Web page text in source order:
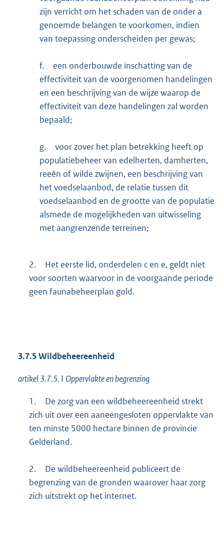
zijn verricht om het schaden van de onder a
genoemde belangen te voorkomen, indien
van toepassing onderscheiden per gewas;
f.
een onderbouwde inschatting van de
effectiviteit van de voorgenomen handelingen
en een beschrijving van de wijze waarop de
effectiviteit van deze handelingen zal worden
bepaald;
g.
voor zover het plan betrekking heeft op
populatiebeheer van edelherten, damherten,
reeën of wilde zwijnen, een beschrijving van
het voedselaanbod, de relatie tussen dit
voedselaanbod en de grootte van de populatie
alsmede de mogelijkheden van uitwisseling
met aangrenzende terreinen;
2.
Het eerste lid, onderdelen c en e, geldt niet
voor soorten waarvoor in de voorgaande periode
geen faunabeheerplan gold.
3.7.5 Wildbeheereenheid
artikel 3.7.5.1 Oppervlakte en begrenzing
1.
De zorg van een wildbeheereenheid strekt
zich uit over een aaneengesloten oppervlakte van
ten minste 5000 hectare binnen de provincie
Gelderland.
2.
De wildbeheereenheid publiceert de
begrenzing van de gronden waarover haar zorg
zich uitstrekt op het internet.